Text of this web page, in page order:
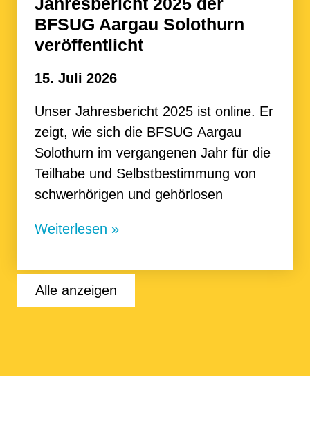
BFSUG Aargau Solothurn
veröffentlicht
15. Juli 2026
Unser Jahresbericht 2025 ist online. Er
zeigt, wie sich die BFSUG Aargau
Solothurn im vergangenen Jahr für die
Teilhabe und Selbstbestimmung von
schwerhörigen und gehörlosen
Weiterlesen »
Alle anzeigen